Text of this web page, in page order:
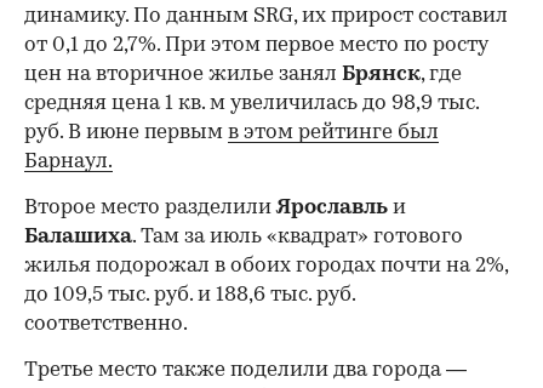
динамику. По данным SRG, их прирост составил
от 0,1 до 2,7%. При этом первое место по росту
цен на вторичное жилье занял Брянск, где
средняя цена 1 кв. м увеличилась до 98,9 тыс.
руб. В июне первым в этом рейтинге был
Барнаул.
Второе место разделилиЯрославль и
Балашиха. Там за июль «квадрат» готового
жилья подорожал в обоих городах почти на 2%,
до 109,5 тыс. руб. и 188,6 тыс. руб.
соответственно.
Третье место также поделили два города —